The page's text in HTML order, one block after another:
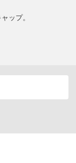
ップ。